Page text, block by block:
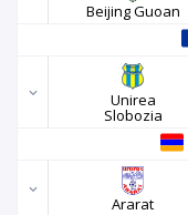
Beijing Guoan
Unirea
Slobozia
Ararat